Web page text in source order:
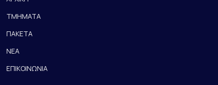
ΤΜΗΜΑΤΑ
ΠΑΚΕΤΑ
ΝΕΑ
ΕΠΙΚΟΙΝΩΝΙΑ